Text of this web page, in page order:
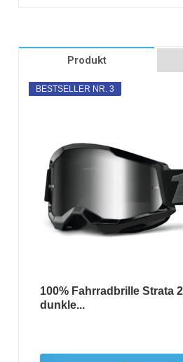
Produkt
BESTSELLER NR. 3
100% Fahrradbrille Strata
dunkle...